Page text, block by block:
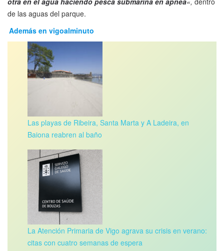
de las aguas del parque.
Además en vigoalminuto
Las playas de Ribeira, Santa Marta y A Ladeira, en
Baiona reabren al baño
La Atención Primaria de Vigo agrava su crisis en verano:
citas con cuatro semanas de espera